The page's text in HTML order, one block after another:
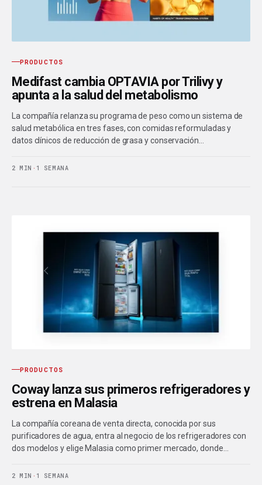
PRODUCTOS
Medifast cambia OPTAVIA por Trilivy y
apunta a la salud del metabolismo
La compañía relanza su programa de peso como un sistema de
salud metabólica en tres fases, con comidas reformuladas y
datos clínicos de reducción de grasa y conservación…
2 MIN · 1 SEMANA
PRODUCTOS
Coway lanza sus primeros refrigeradores y
estrena en Malasia
La compañía coreana de venta directa, conocida por sus
purificadores de agua, entra al negocio de los refrigeradores con
dos modelos y elige Malasia como primer mercado, donde…
2 MIN · 1 SEMANA